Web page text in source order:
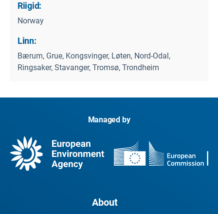
Riigid:
Norway
Linn:
Bærum, Grue, Kongsvinger, Løten, Nord-Odal,
Ringsaker, Stavanger, Tromsø, Trondheim
Managed by
About